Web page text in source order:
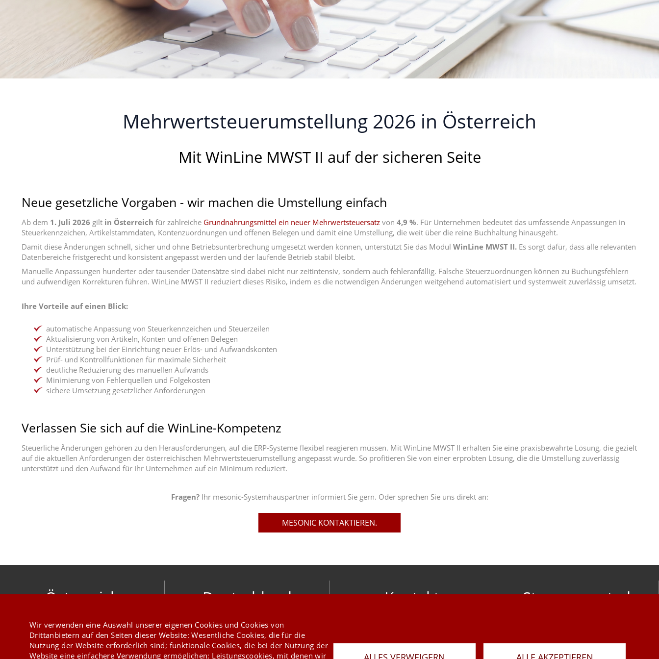
Mehrwertsteuerumstellung 2026 in Österreich
Mit WinLine MWST II auf der sicheren Seite
Neue gesetzliche Vorgaben - wir machen die Umstellung einfach
Ab dem 1. Juli 2026 gilt in Österreich für zahlreiche Grundnahrungsmittel ein neuer Mehrwertsteuersatz von 4,9 %. Für Unternehmen bedeutet das umfassende Anpassungen in
Steuerkennzeichen, Artikelstammdaten, Kontenzuordnungen und offenen Belegen und damit eine Umstellung, die weit über die reine Buchhaltung hinausgeht.
Damit diese Änderungen schnell, sicher und ohne Betriebsunterbrechung umgesetzt werden können, unterstützt Sie das Modul WinLine MWST II. Es sorgt dafür, dass alle relevanten
Datenbereiche fristgerecht und konsistent angepasst werden und der laufende Betrieb stabil bleibt.
Manuelle Anpassungen hunderter oder tausender Datensätze sind dabei nicht nur zeitintensiv, sondern auch fehleranfällig. Falsche Steuerzuordnungen können zu Buchungsfehlern
und aufwendigen Korrekturen führen. WinLine MWST II reduziert dieses Risiko, indem es die notwendigen Änderungen weitgehend automatisiert und systemweit zuverlässig umsetzt.
Ihre Vorteile auf einen Blick:
automatische Anpassung von Steuerkennzeichen und Steuerzeilen
Aktualisierung von Artikeln, Konten und offenen Belegen
Unterstützung bei der Einrichtung neuer Erlös- und Aufwandskonten
Prüf- und Kontrollfunktionen für maximale Sicherheit
deutliche Reduzierung des manuellen Aufwands
Minimierung von Fehlerquellen und Folgekosten
sichere Umsetzung gesetzlicher Anforderungen
Verlassen Sie sich auf die WinLine-Kompetenz
Steuerliche Änderungen gehören zu den Herausforderungen, auf die ERP-Systeme flexibel reagieren müssen. Mit WinLine MWST II erhalten Sie eine praxisbewährte Lösung, die gezielt
auf die aktuellen Anforderungen der österreichischen Mehrwertsteuerumstellung angepasst wurde. So profitieren Sie von einer erprobten Lösung, die die Umstellung zuverlässig
unterstützt und den Aufwand für Ihr Unternehmen auf ein Minimum reduziert.
Fragen? Ihr mesonic-Systemhauspartner informiert Sie gern. Oder sprechen Sie uns direkt an:
MESONIC KONTAKTIEREN.
Österreich
m.b.h.
Herzog-Friedrich-Platz 1 3001 Mauerbach
+43 1 970 300
Deutschland
Hirschberger Str. 18 27383 Scheeßel
+49 4263 9390 0
Kontakt Stay connected
Wir verwenden eine Auswahl unserer eigenen Cookies und Cookies von
Drittanbietern auf den Seiten dieser Website: Wesentliche Cookies, die für die
Nutzung der Website erforderlich sind; funktionale Cookies, die bei der Nutzung der
Website eine einfachere Verwendung ermöglichen; Leistungscookies, mit denen wir